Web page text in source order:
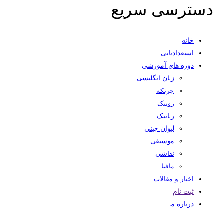
دسترسی سریع
خانه
استعدادیابی
دوره های آموزشی
زبان انگلیسی
چرتکه
روبیک
رباتیک
لیوان چینی
موسیقی
نقاشی
مافیا
اخبار و مقالات
ثبت نام
درباره ما